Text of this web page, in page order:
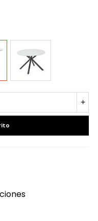
PATA
NEGRA
+